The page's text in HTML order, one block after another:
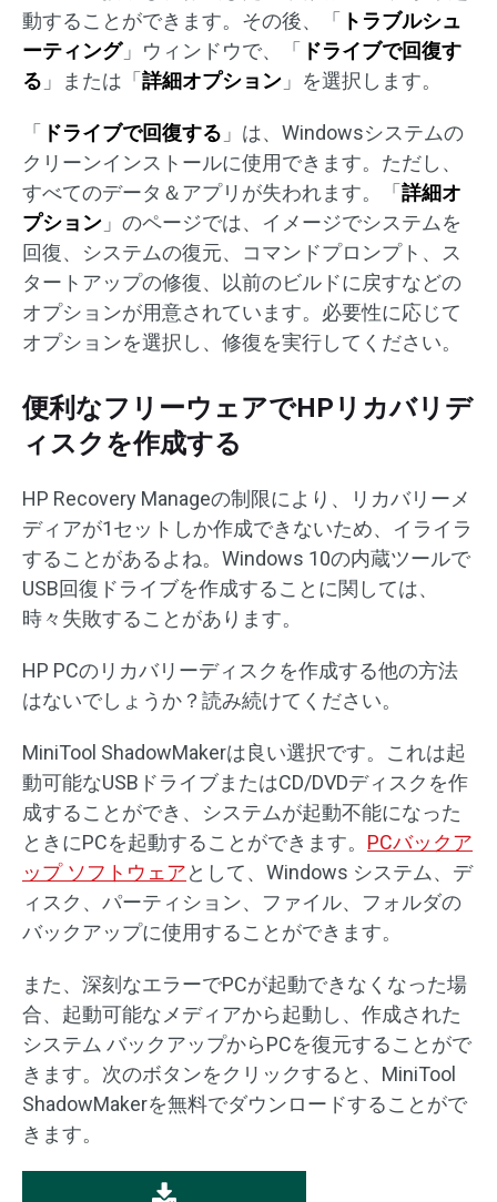
動することができます。その後、「 トラブルシュ
ーティング」ウィンドウで、「 ドライブで回復す
る 」または「詳細オプション 」を選択します。
「 ドライブで回復する 」 は、Windowsシステムの
クリーンインストールに使用できます。ただし、
すべてのデータ＆アプリが失われます。「詳細オ
プション 」のページでは、イメージでシステムを
回復、システムの復元、コマンドプロンプト、ス
タートアップの修復、以前のビルドに戻すなどの
オプションが用意されています。必要性に応じて
オプションを選択し、修復を実行してください。
便利なフリーウェアでHPリカバリデ
ィスクを作成する
HP Recovery Manageの制限により、リカバリーメ
ディアが1セットしか作成できないため、イライラ
することがあるよね。Windows 10の内蔵ツールで
USB回復ドライブを作成することに関しては、
時々失敗することがあります。
HP PCのリカバリーディスクを作成する他の方法
はないでしょうか？読み続けてください。
MiniTool ShadowMakerは良い選択です。これは起
動可能なUSBドライブまたはCD/DVDディスクを作
成することができ、システムが起動不能になった
ときにPCを起動することができます。 PCバックア
ップ ソフトウェアとして、Windows システム、デ
ィスク、パーティション、ファイル、フォルダの
バックアップに使用することができます。
また、深刻なエラーでPCが起動できなくなった場
合、起動可能なメディアから起動し、作成された
システム バックアップからPCを復元することがで
きます。次のボタンをクリックすると、MiniTool
ShadowMakerを無料でダウンロードすることがで
きます。